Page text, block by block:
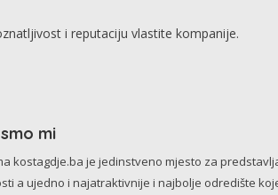
i reputaciju vlastite kompanije.
mi
kostagdje.ba je jedinstveno mjesto za
a ujedno i najatraktivnije i najbolje odredište